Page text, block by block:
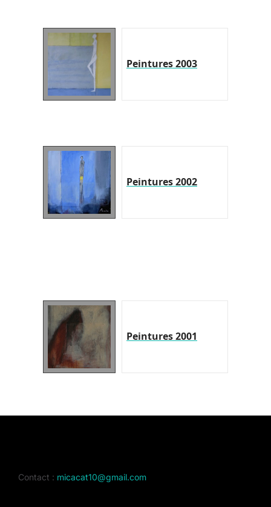
Peintures 2003
Peintures 2002
Peintures 2001
Contact : micacat10@gmail.com